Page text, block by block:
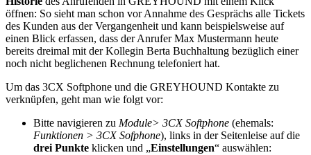
öffnen: So sieht man schon vor Annahme des Gesprächs alle Tickets
des Kunden aus der Vergangenheit und kann beispielsweise auf
einen Blick erfassen, dass der Anrufer Max Mustermann heute
bereits dreimal mit der Kollegin Berta Buchhaltung bezüglich einer
noch nicht beglichenen Rechnung telefoniert hat.
Um das 3CX Softphone und die GREYHOUND Kontakte zu
verknüpfen, geht man wie folgt vor:
Bitte navigieren zu Module> 3CX Softphone (ehemals:
Funktionen > 3CX Sofphone), links in der Seitenleise auf die
drei Punkte klicken und „Einstellungen“ auswählen: